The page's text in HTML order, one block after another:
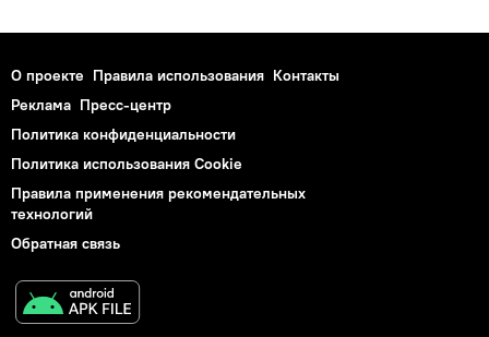
О проекте Правила использования Контакты
Реклама Пресс-центр
Политика конфиденциальности
Политика использования Cookie
Правила применения рекомендательных
технологий
Обратная связь